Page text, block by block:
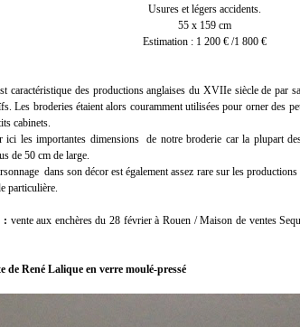
Usures et légers accidents.
55 x 159 cm
Estimation : 1 200 € /1 800 €
caractéristique des productions anglaises du XVIIe siècle de par
Les broderies étaient alors couramment utilisées pour orner des
cabinets.
ici les importantes dimensions de notre broderie car la plupart
de 50 cm de large.
dans son décor est également assez rare sur les
particulière.
: vente aux enchères du 28 février à Rouen / Maison de ventes
de René Lalique en verre moulé-pressé